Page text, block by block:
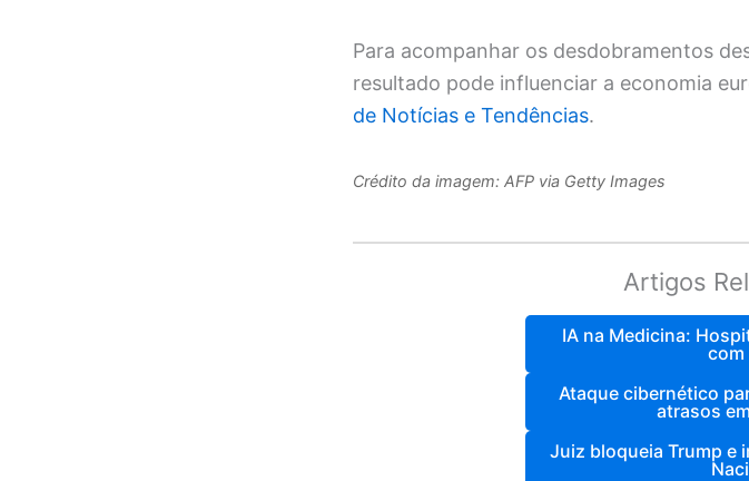
Para acompanhar os desdobramentos
resultado pode influenciar a economia
de Notícias e Tendências.
Crédito da imagem: AFP via Getty Images
Artigos
IA na Medicina:
com
Ataque cibernético
atrasos
Juiz bloqueia Trump e